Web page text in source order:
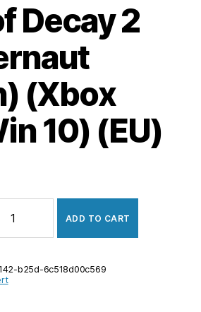
Decay 2
(Xbox
10) (EU)
ADD TO CART
b25d-6c518d00c569